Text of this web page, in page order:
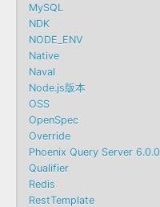
MySQL
NDK
NODE_ENV
Native
Naval
Node.js版本
OSS
OpenSpec
Override
Phoenix Query Server 6.0.0
Qualifier
Redis
RestTemplate